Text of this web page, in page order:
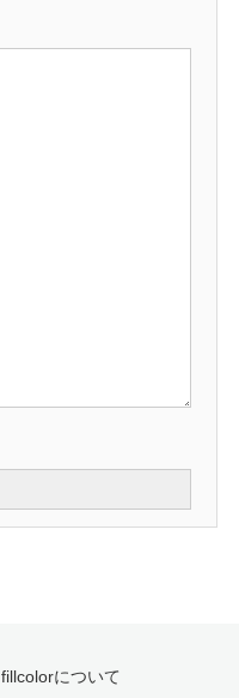
fillcolorについて